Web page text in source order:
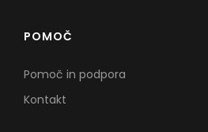
POMOČ
Pomoč in podpora
Kontakt